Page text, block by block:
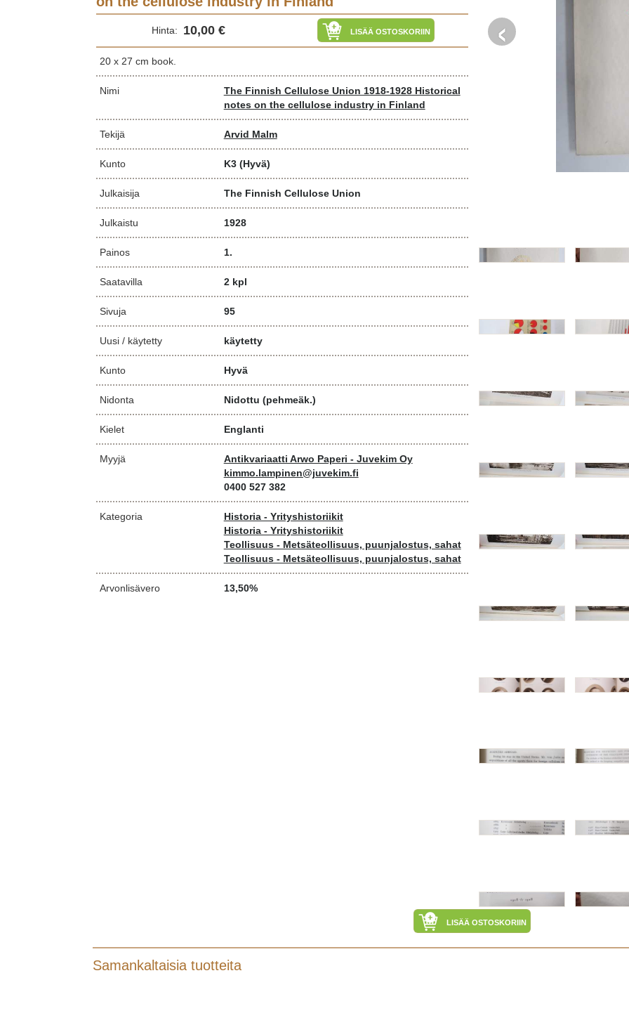
‹
Hinta: 10,00 € LISÄÄ OSTOSKORIIN
20 x 27 cm book.
Nimi
The Finnish Cellulose Union 1918-1928 Historical
notes on the cellulose industry in Finland
Tekijä Arvid Malm
Kunto K3 (Hyvä)
Julkaisija The Finnish Cellulose Union
Julkaistu 1928
Painos 1.
Saatavilla 2 kpl
Sivuja 95
Uusi / käytetty käytetty
Kunto Hyvä
Nidonta Nidottu (pehmeäk.)
Kielet Englanti
Myyjä
Antikvariaatti Arwo Paperi - Juvekim Oy
kimmo.lampinen@juvekim.fi
0400 527 382
Kategoria
Historia - Yrityshistoriikit
Historia - Yrityshistoriikit
Teollisuus - Metsäteollisuus, puunjalostus, sahat
Teollisuus - Metsäteollisuus, puunjalostus, sahat
Arvonlisävero 13,50%
LISÄÄ OSTOSKORIIN
Samankaltaisia tuotteita